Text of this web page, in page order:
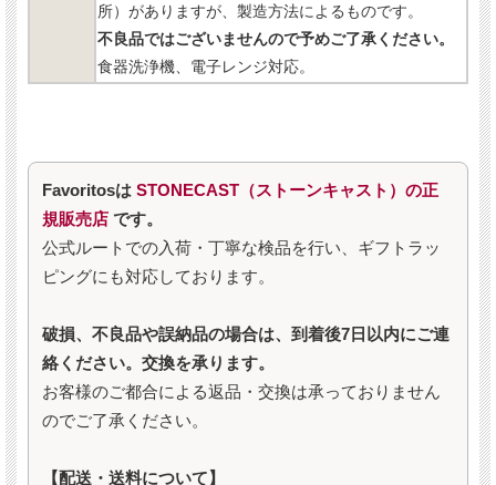
所）がありますが、製造方法によるものです。
不良品ではございませんので予めご了承ください。
食器洗浄機、電子レンジ対応。
Favoritosは STONECAST（ストーンキャスト）の正
規販売店 です。
公式ルートでの入荷・丁寧な検品を行い、ギフトラッ
ピングにも対応しております。
破損、不良品や誤納品の場合は、到着後7日以内にご連
絡ください。交換を承ります。
お客様のご都合による返品・交換は承っておりません
のでご了承ください。
【配送・送料について】